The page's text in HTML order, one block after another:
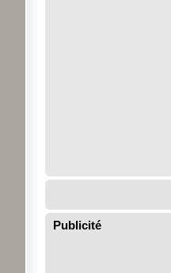
Publicité